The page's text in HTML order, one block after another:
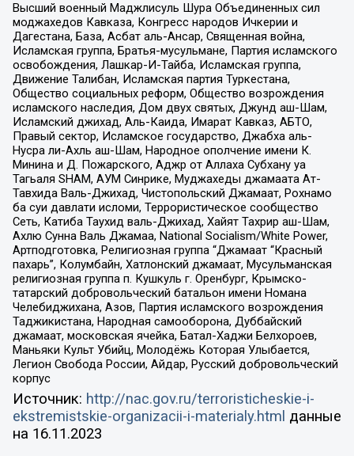
Высший военный Маджлисуль Шура Объединенных сил
моджахедов Кавказа, Конгресс народов Ичкерии и
Дагестана, База, Асбат аль-Ансар, Священная война,
Исламская группа, Братья-мусульмане, Партия исламского
освобождения, Лашкар-И-Тайба, Исламская группа,
Движение Талибан, Исламская партия Туркестана,
Общество социальных реформ, Общество возрождения
исламского наследия, Дом двух святых, Джунд аш-Шам,
Исламский джихад, Аль-Каида, Имарат Кавказ, АБТО,
Правый сектор, Исламское государство, Джабха аль-
Нусра ли-Ахль аш-Шам, Народное ополчение имени К.
Минина и Д. Пожарского, Аджр от Аллаха Субхану уа
Тагьаля SHAM, АУМ Синрике, Муджахеды джамаата Ат-
Тавхида Валь-Джихад, Чистопольский Джамаат, Рохнамо
ба суи давлати исломи, Террористическое сообщество
Сеть, Катиба Таухид валь-Джихад, Хайят Тахрир аш-Шам,
Ахлю Сунна Валь Джамаа, National Socialism/White Power,
Артподготовка, Религиозная группа “Джамаат “Красный
пахарь”, Колумбайн, Хатлонский джамаат, Мусульманская
религиозная группа п. Кушкуль г. Оренбург, Крымско-
татарский добровольческий батальон имени Номана
Челебиджихана, Азов, Партия исламского возрождения
Таджикистана, Народная самооборона, Дуббайский
джамаат, московская ячейка, Батал-Хаджи Белхороев,
Маньяки Культ Убийц, Молодёжь Которая Улыбается,
Легион Свобода России, Айдар, Русский добровольческий
корпус
Источник: http://nac.gov.ru/terroristicheskie-i-
ekstremistskie-organizacii-i-materialy.html данные
на 16.11.2023